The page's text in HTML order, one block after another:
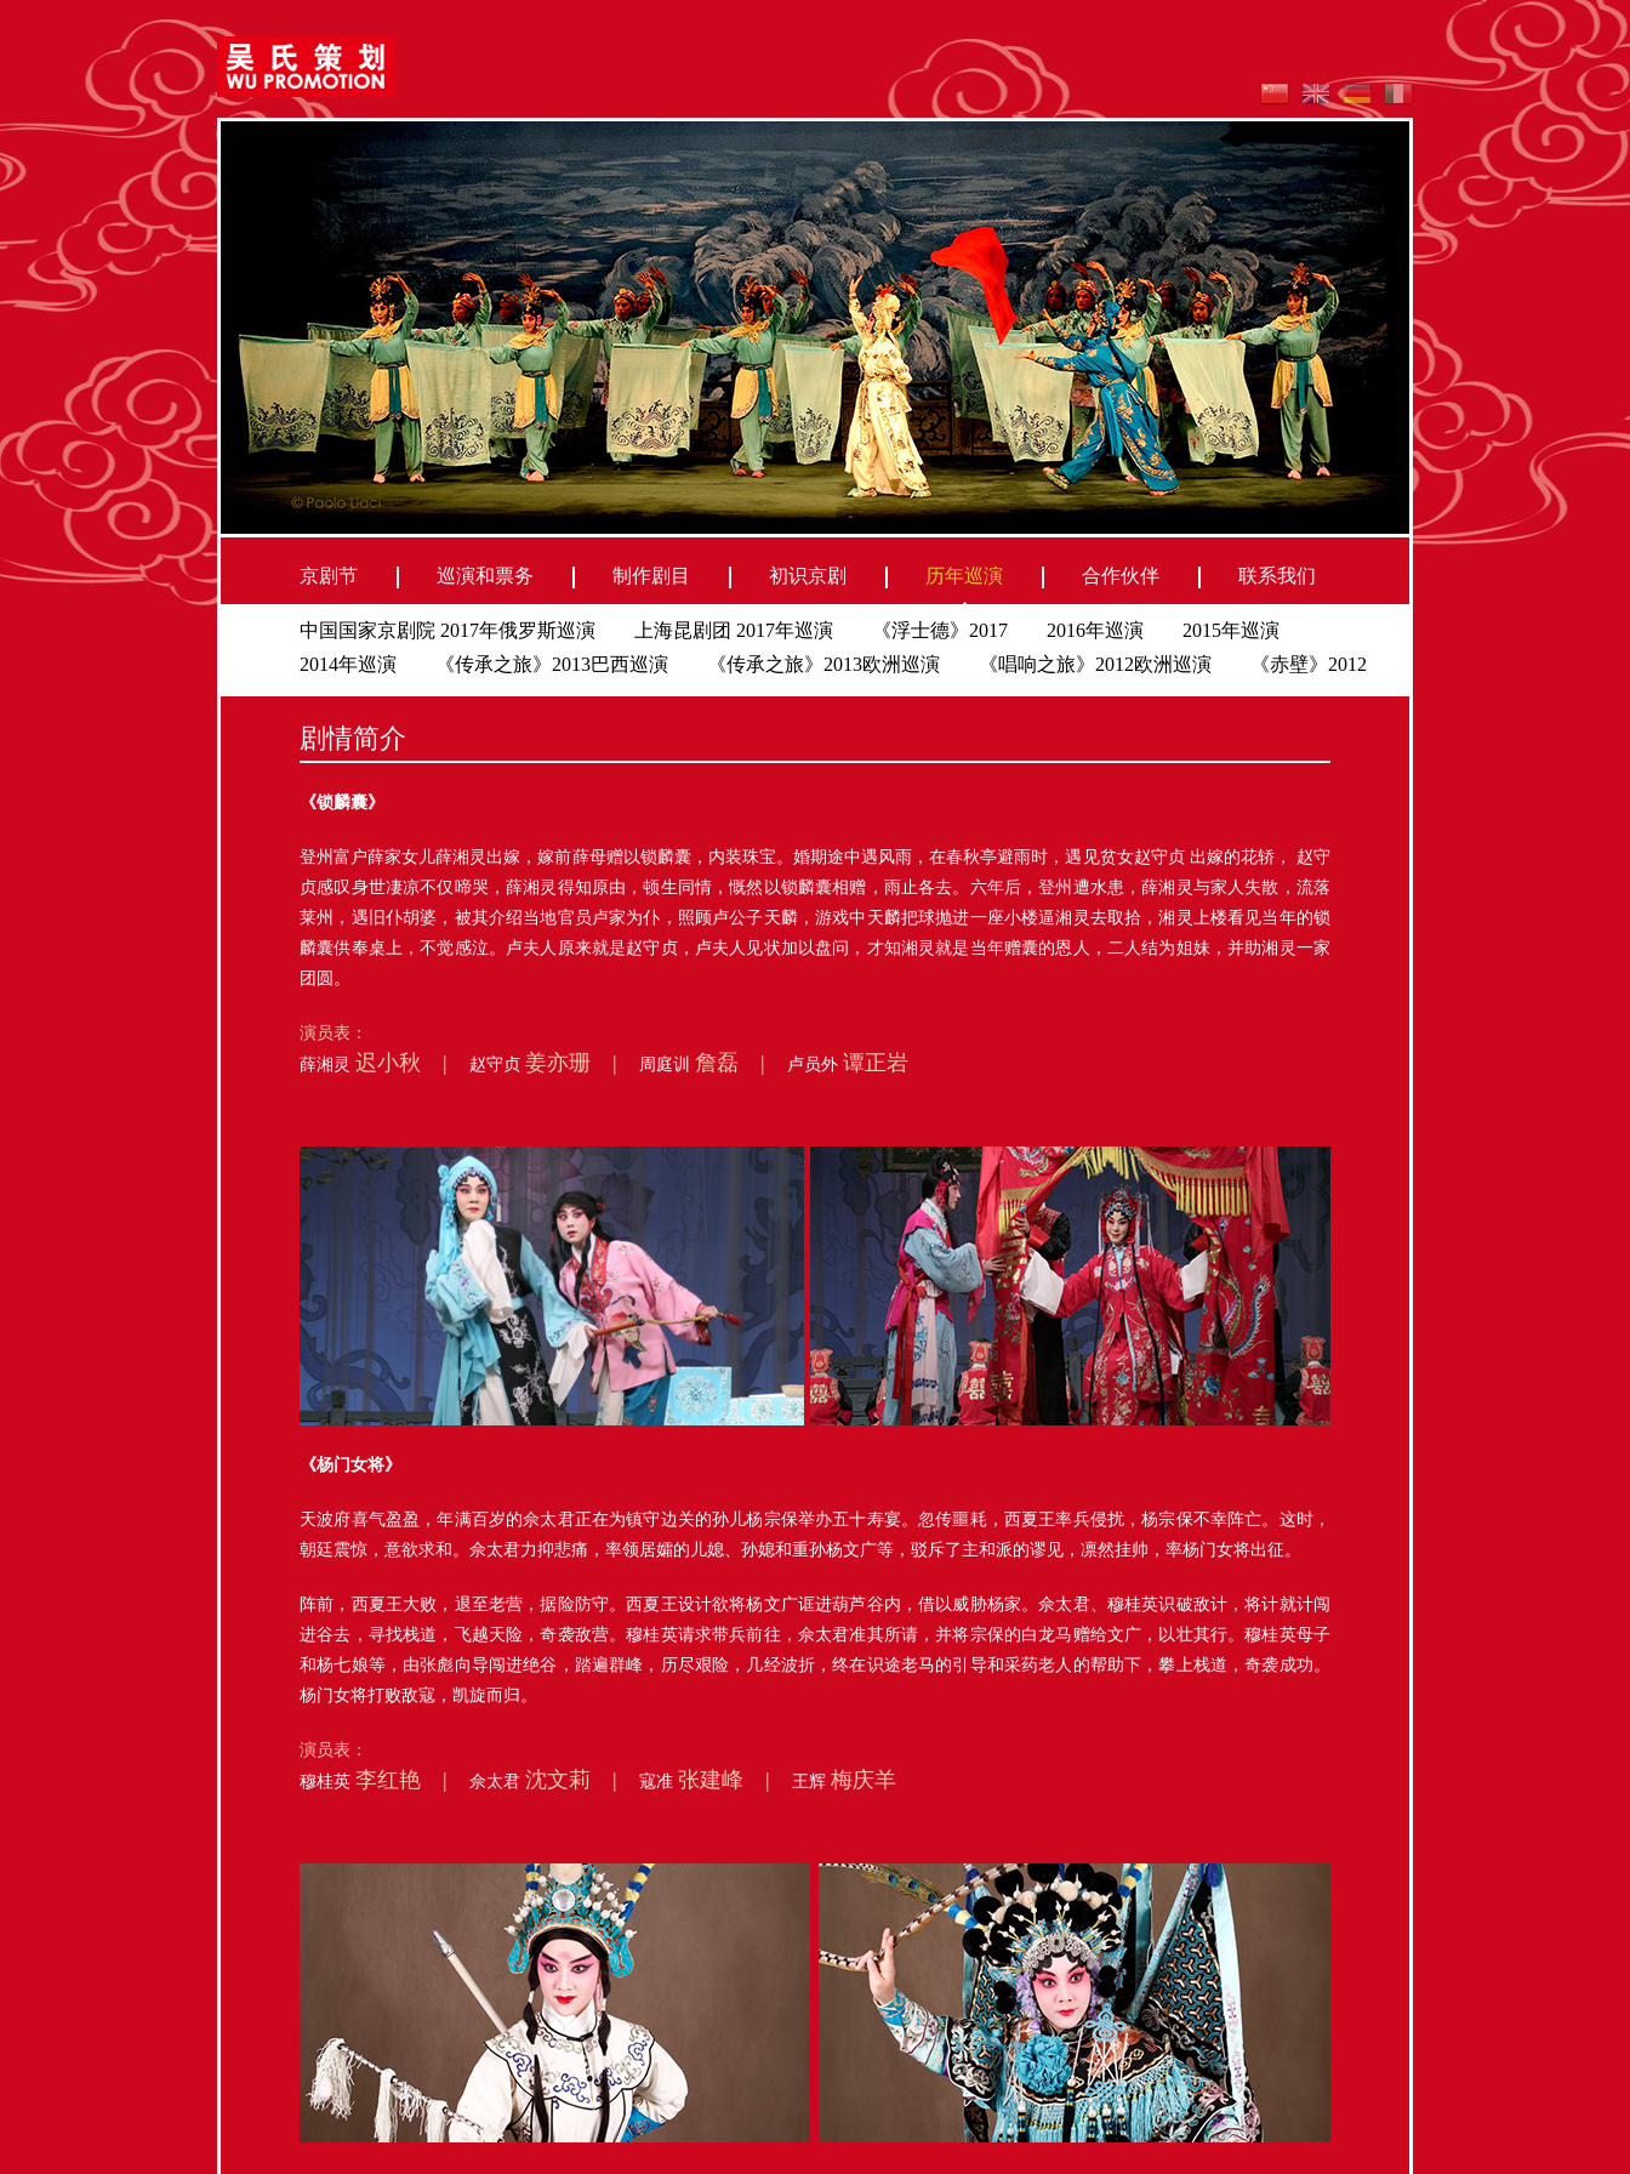
京剧节 巡演和票务 制作剧目 初识京剧 历年巡演
中国国家京剧院 2017年俄罗斯巡演 上海昆剧团 2017年巡演 《浮士德》2017 2016年巡演
2015年巡演
2014年巡演
《传承之旅》2013巴西巡演 《传承之旅》2013欧洲巡演 《唱响之旅》2012欧洲巡演 《赤壁》2012
合作伙伴 联系我们
剧情简介
《锁麟囊》
登州富户薛家女儿薛湘灵出嫁，嫁前薛母赠以锁麟囊，内装珠宝。婚期途中遇风雨，在春秋亭避雨时，遇见贫女赵守贞 出嫁的花轿， 赵守
贞感叹身世凄凉不仅啼哭，薛湘灵得知原由，顿生同情，慨然以锁麟囊相赠，雨止各去。六年后，登州遭水患，薛湘灵与家人失散，流落
莱州，遇旧仆胡婆，被其介绍当地官员卢家为仆，照顾卢公子天麟，游戏中天麟把球抛进一座小楼逼湘灵去取拾，湘灵上楼看见当年的锁
麟囊供奉桌上，不觉感泣。卢夫人原来就是赵守贞，卢夫人见状加以盘问，才知湘灵就是当年赠囊的恩人，二人结为姐妹，并助湘灵一家
团圆。
演员表：
薛湘灵 迟小秋 | 赵守贞 姜亦珊 | 周庭训 詹磊 | 卢员外 谭正岩
《杨门女将》
天波府喜气盈盈，年满百岁的佘太君正在为镇守边关的孙儿杨宗保举办五十寿宴。忽传噩耗，西夏王率兵侵扰，杨宗保不幸阵亡。这时，
朝廷震惊，意欲求和。佘太君力抑悲痛，率领居孀的儿媳、孙媳和重孙杨文广等，驳斥了主和派的谬见，凛然挂帅，率杨门女将出征。
阵前，西夏王大败，退至老营，据险防守。西夏王设计欲将杨文广诓进葫芦谷内，借以威胁杨家。佘太君、穆桂英识破敌计，将计就计闯
进谷去，寻找栈道，飞越天险，奇袭敌营。穆桂英请求带兵前往，佘太君准其所请，并将宗保的白龙马赠给文广，以壮其行。穆桂英母子
和杨七娘等，由张彪向导闯进绝谷，踏遍群峰，历尽艰险，几经波折，终在识途老马的引导和采药老人的帮助下，攀上栈道，奇袭成功。
杨门女将打败敌寇，凯旋而归。
演员表：
穆桂英 李红艳 | 佘太君 沈文莉 | 寇准 张建峰 | 王辉 梅庆羊